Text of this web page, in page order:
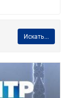
Искать...